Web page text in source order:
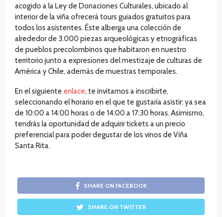
acogido a la Ley de Donaciones Culturales, ubicado al
interior de la viña ofrecerá tours guiados gratuitos para
todos los asistentes. Éste alberga una colección de
alrededor de 3.000 piezas arqueológicas y etnográficas
de pueblos precolombinos que habitaron en nuestro
territorio junto a expresiones del mestizaje de culturas de
América y Chile, además de muestras temporales.
En el siguiente enlace, te invitamos a inscribirte,
seleccionando el horario en el que te gustaría asistir: ya sea
de 10:00 a 14:00 horas o de 14:00 a 17:30 horas. Asimismo,
tendrás la oportunidad de adquirir tickets a un precio
preferencial para poder degustar de los vinos de Viña
Santa Rita.
SHARE ON FACEBOOK
SHARE ON TWITTER